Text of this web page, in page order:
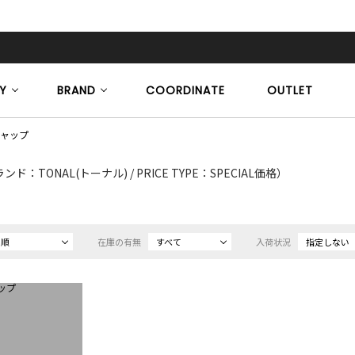
BRAND COORDINATE OUTLET
ップ
ンド：TONAL(トーナル) / PRICE TYPE：SPECIAL価格）
在庫の有無 すべて 入荷状況 指定しない